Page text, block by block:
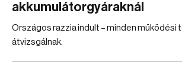
akkumulátorgyáraknál
Országos razzia indult – minden működési
átvizsgálnak.